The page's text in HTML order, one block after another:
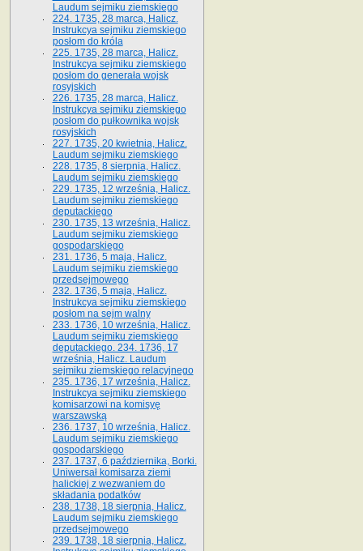
Laudum sejmiku ziemskiego
224. 1735, 28 marca, Halicz.
Instrukcya sejmiku ziemskiego
posłom do króla
225. 1735, 28 marca, Halicz.
Instrukcya sejmiku ziemskiego
posłom do generała wojsk
rosyjskich
226. 1735, 28 marca, Halicz.
Instrukcya sejmiku ziemskiego
posłom do pułkownika wojsk
rosyjskich
227. 1735, 20 kwietnia, Halicz.
Laudum sejmiku ziemskiego
228. 1735, 8 sierpnia, Halicz.
Laudum sejmiku ziemskiego
229. 1735, 12 września, Halicz.
Laudum sejmiku ziemskiego
deputackiego
230. 1735, 13 września, Halicz.
Laudum sejmiku ziemskiego
gospodarskiego
231. 1736, 5 maja, Halicz.
Laudum sejmiku ziemskiego
przedsejmowego
232. 1736, 5 maja, Halicz.
Instrukcya sejmiku ziemskiego
posłom na sejm walny
233. 1736, 10 września, Halicz.
Laudum sejmiku ziemskiego
deputackiego. 234. 1736, 17
września, Halicz. Laudum
sejmiku ziemskiego relacyjnego
235. 1736, 17 września, Halicz.
Instrukcya sejmiku ziemskiego
komisarzowi na komisyę
warszawską
236. 1737, 10 września, Halicz.
Laudum sejmiku ziemskiego
gospodarskiego
237. 1737, 6 października, Borki.
Uniwersał komisarza ziemi
halickiej z wezwaniem do
składania podatków
238. 1738, 18 sierpnia, Halicz.
Laudum sejmiku ziemskiego
przedsejmowego
239. 1738, 18 sierpnia, Halicz.